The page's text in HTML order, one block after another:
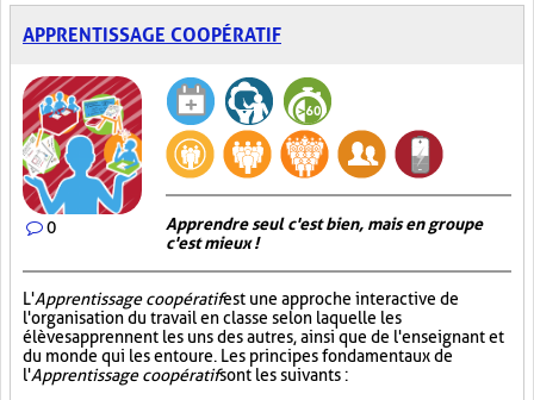
APPRENTISSAGE COOPÉRATIF
0
Apprendre seul c'est bien, mais en groupe
c'est mieux !
L'Apprentissage coopératifest une approche interactive de
l'organisation du travail en classe selon laquelle les
élèves apprennent les uns des autres, ainsi que de l'enseignant et
du monde qui les entoure. Les principes fondamentaux de
l'Apprentissage coopératifsont les suivants :